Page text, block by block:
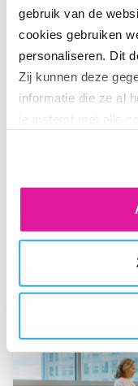
gebruik van de
cookies gebruiken
personaliseren. Dit
Zij kunnen deze
informatie die ze al
vind je meer
komt van Delta
Ook
Ga naar “Waarom